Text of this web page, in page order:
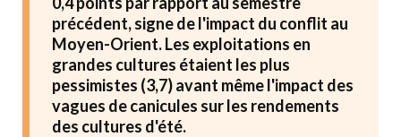
précédent, signe de l'impact du conflit au
Moyen-Orient. Les exploitations en
grandes cultures étaient les plus
pessimistes (3,7) avant même l'impact des
vagues de canicules sur les rendements
des cultures d'été.